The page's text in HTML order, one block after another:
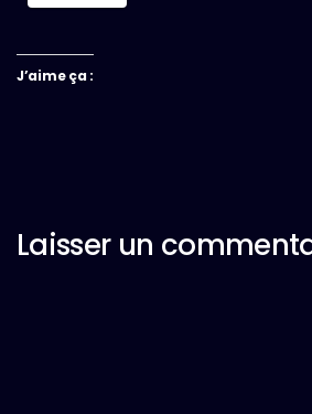
J’aime ça :
Laisser un